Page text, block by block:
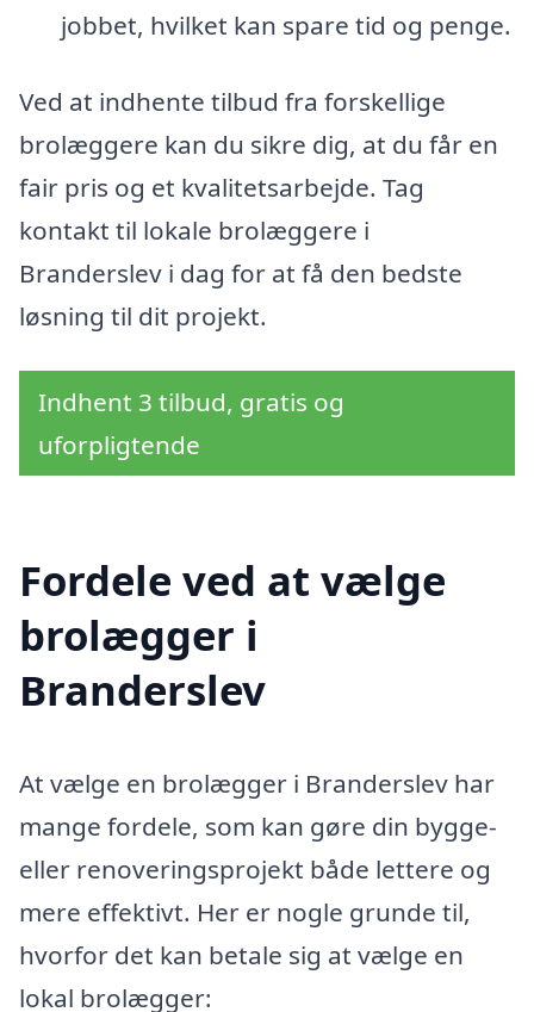
jobbet, hvilket kan spare tid og penge.
Ved at indhente tilbud fra forskellige
brolæggere kan du sikre dig, at du får en
fair pris og et kvalitetsarbejde. Tag
kontakt til lokale brolæggere i
Branderslev i dag for at få den bedste
løsning til dit projekt.
Indhent 3 tilbud, gratis og
uforpligtende
Fordele ved at vælge
brolægger i
Branderslev
At vælge en brolægger i Branderslev har
mange fordele, som kan gøre din bygge-
eller renoveringsprojekt både lettere og
mere effektivt. Her er nogle grunde til,
hvorfor det kan betale sig at vælge en
lokal brolægger: